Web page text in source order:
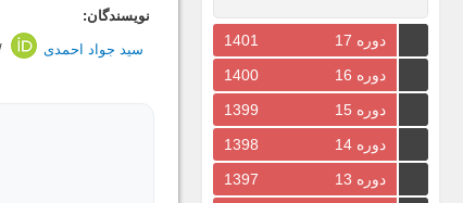
دوره 17
1401
دوره 16
1400
دوره 15
1399
دوره 14
1398
دوره 13
1397
نویسندگان:
سید جواد احمدی